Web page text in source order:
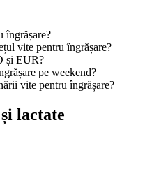
îngrășare?
vite pentru îngrășare?
și EUR?
pe weekend?
vite pentru îngrășare?
lactate